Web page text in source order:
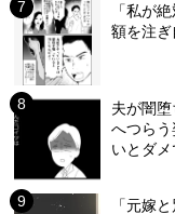
「私が
額を注
夫が闇
へつら
いとダメ
「元嫁